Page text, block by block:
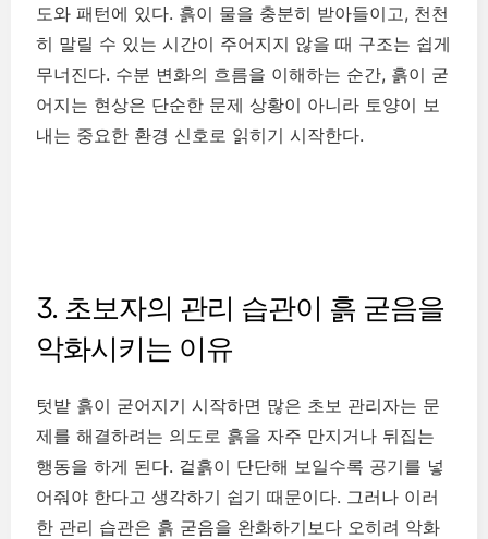
도와 패턴에 있다. 흙이 물을 충분히 받아들이고, 천천
히 말릴 수 있는 시간이 주어지지 않을 때 구조는 쉽게
무너진다. 수분 변화의 흐름을 이해하는 순간, 흙이 굳
어지는 현상은 단순한 문제 상황이 아니라 토양이 보
내는 중요한 환경 신호로 읽히기 시작한다.
3. 초보자의 관리 습관이 흙 굳음을
악화시키는 이유
텃밭 흙이 굳어지기 시작하면 많은 초보 관리자는 문
제를 해결하려는 의도로 흙을 자주 만지거나 뒤집는
행동을 하게 된다. 겉흙이 단단해 보일수록 공기를 넣
어줘야 한다고 생각하기 쉽기 때문이다. 그러나 이러
한 관리 습관은 흙 굳음을 완화하기보다 오히려 악화